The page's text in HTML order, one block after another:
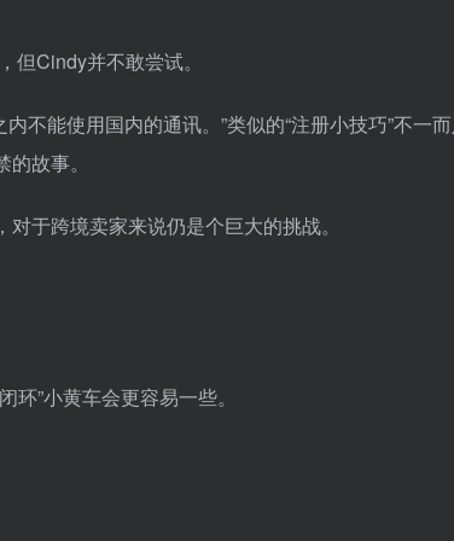
但Cindy并不敢尝试。
不能使用国内的通讯。”类似的“注册小技巧”不一
故事。
于跨境卖家来说仍是个巨大的挑战。
”小黄车会更容易一些。